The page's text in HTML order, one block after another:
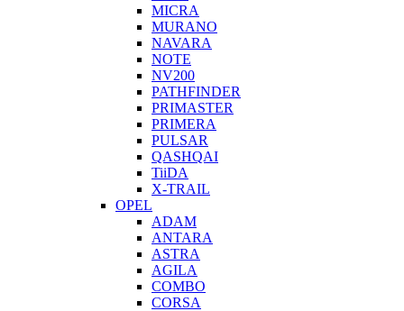
MICRA
MURANO
NAVARA
NOTE
NV200
PATHFINDER
PRIMASTER
PRIMERA
PULSAR
QASHQAI
TiiDA
X-TRAIL
OPEL
ADAM
ANTARA
ASTRA
AGILA
COMBO
CORSA